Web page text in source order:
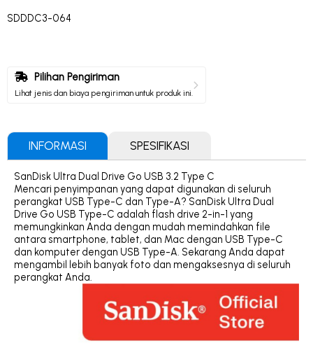
SDDDC3-064
Pilihan Pengiriman
Lihat jenis dan biaya pengiriman untuk produk ini.
INFORMASI SPESIFIKASI
SanDisk Ultra Dual Drive Go USB 3.2 Type C
Mencari penyimpanan yang dapat digunakan di seluruh
perangkat USB Type-C dan Type-A? SanDisk Ultra Dual
Drive Go USB Type-C adalah flash drive 2-in-1 yang
memungkinkan Anda dengan mudah memindahkan file
antara smartphone, tablet, dan Mac dengan USB Type-C
dan komputer dengan USB Type-A. Sekarang Anda dapat
mengambil lebih banyak foto dan mengaksesnya di seluruh
perangkat Anda.